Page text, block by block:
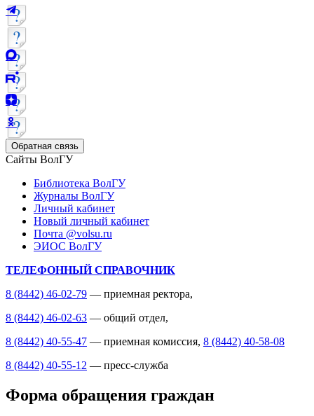
Обратная связь
Сайты ВолГУ
Библиотека ВолГУ
Журналы ВолГУ
Личный кабинет
Новый личный кабинет
Почта @volsu.ru
ЭИОС ВолГУ
ТЕЛЕФОННЫЙ СПРАВОЧНИК
8 (8442) 46-02-79 — приемная ректора,
8 (8442) 46-02-63 — общий отдел,
8 (8442) 40-55-47 — приемная комиссия, 8 (8442) 40-58-08
8 (8442) 40-55-12 — пресс-служба
Форма обращения граждан